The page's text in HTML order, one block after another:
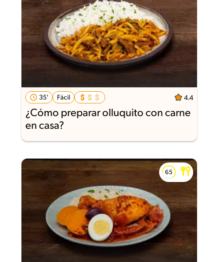
35' Fácil 4.4
¿Cómo preparar olluquito con carne
en casa?